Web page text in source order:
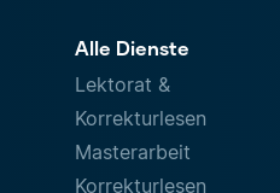
Alle Dienste
Lektorat &
Korrekturlesen
Masterarbeit
Korrekturlesen